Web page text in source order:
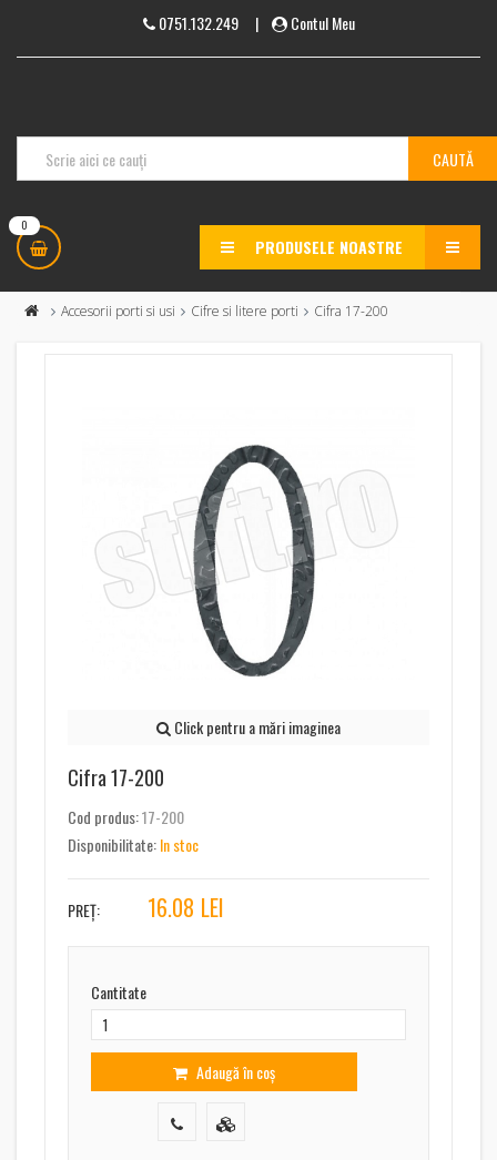
0751.132.249| Contul Meu
0
PRODUSELE NOASTRE MENU
Accesorii porti si usi Cifre si litere porti Cifra 17-200
Click pentru a mări imaginea
Cifra 17-200
Cod produs:17-200
Disponibilitate:In stoc
PREȚ: 16.08 LEI
Cantitate
Adaugă în coș